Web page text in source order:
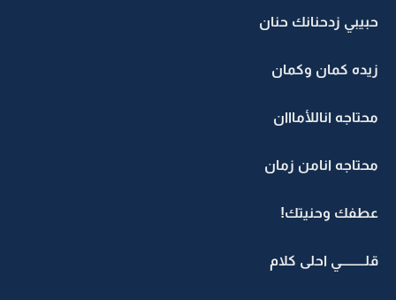
حبيبي زدحنانك حنان
زيده كمان وكمان
محتاجه اناللأمااان
محتاجه انامن زمان
عطفك وحنيتك!
قلـــــــــي احلى كلام